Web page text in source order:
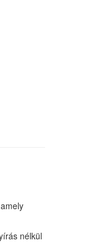
nélkül